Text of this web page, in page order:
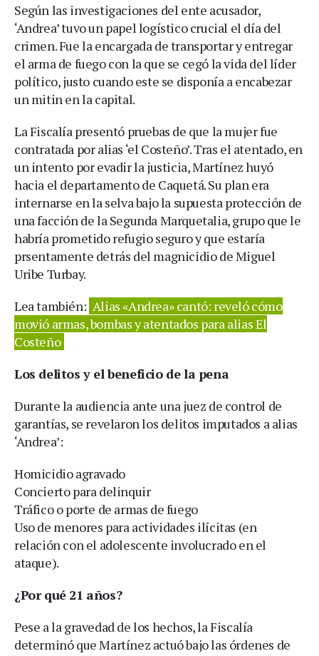
Según las investigaciones del ente acusador,
‘Andrea’ tuvo un papel logístico crucial el día del
crimen. Fue la encargada de transportar y entregar
el arma de fuego con la que se cegó la vida del líder
político, justo cuando este se disponía a encabezar
un mitin en la capital.
La Fiscalía presentó pruebas de que la mujer fue
contratada por alias ‘el Costeño’. Tras el atentado, en
un intento por evadir la justicia, Martínez huyó
hacia el departamento de Caquetá. Su plan era
internarse en la selva bajo la supuesta protección de
una facción de la Segunda Marquetalia, grupo que le
habría prometido refugio seguro y que estaría
prsentamente detrás del magnicidio de Miguel
Uribe Turbay.
Lea también: Alias «Andrea» cantó: reveló cómo
movió armas, bombas y atentados para alias El
Costeño
Los delitos y el beneficio de la pena
Durante la audiencia ante una juez de control de
garantías, se revelaron los delitos imputados a alias
‘Andrea’:
Homicidio agravado
Concierto para delinquir
Tráfico o porte de armas de fuego
Uso de menores para actividades ilícitas (en
relación con el adolescente involucrado en el
ataque).
¿Por qué 21 años?
Pese a la gravedad de los hechos, la Fiscalía
determinó que Martínez actuó bajo las órdenes de